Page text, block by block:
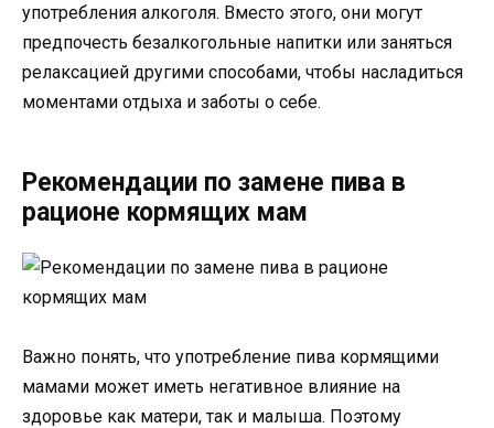
употребления алкоголя. Вместо этого, они могут
предпочесть безалкогольные напитки или заняться
релаксацией другими способами, чтобы насладиться
моментами отдыха и заботы о себе.
Рекомендации по замене пива в
рационе кормящих мам
Важно понять, что употребление пива кормящими
мамами может иметь негативное влияние на
здоровье как матери, так и малыша. Поэтому